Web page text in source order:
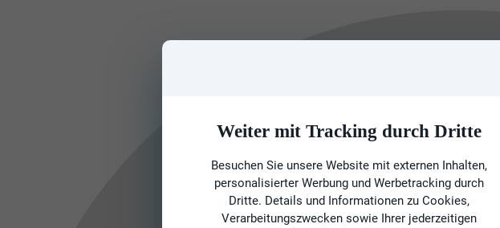
Weiter mit Tracking durch Dritte
Besuchen Sie unsere Website mit externen Inhalten,
personalisierter Werbung und Werbetracking durch
Dritte. Details und Informationen zu Cookies,
Verarbeitungszwecken sowie Ihrer jederzeitigen